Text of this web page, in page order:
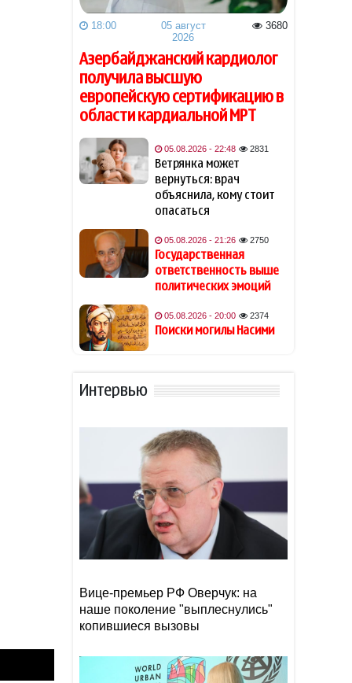
СМИ сообщили о финальной
Ирана
13:56
Эльман Абдуллаев отозван
из ЮНЕСКО, назначен новый
13:54
Постоянный представитель
Азербайджана при Совете
Европы отозван с
должности
13:48
Британия расширила
санкции против России
13:41
награждён орденом
«Шохрат»
Стефанишину внесли в базу
"Миротворца"
Стала известна дата
выплаты пенсий и пособий
по Баку, Сумгайыту и
Абшеронскому району
13:02
Al Arabiya: непрямые
контакты между США и
Ираном вступили в
завершающую стадию
18:00
05 август
2026
3680
Азербайджанский кардиолог
получила высшую
европейскую сертификацию в
области кардиальной МРТ
05.08.2026 - 22:48 2831
Ветрянка может
вернуться: врач
объяснила, кому стоит
опасаться
05.08.2026 - 21:26 2750
Государственная
ответственность выше
политических эмоций
05.08.2026 - 20:00 2374
Поиски могилы Насими
Интервью
Вице-премьер РФ Оверчук: на
наше поколение "выплеснулись"
копившиеся вызовы